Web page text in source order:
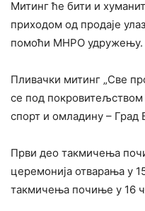
Митинг ће бити и
приходом од продаје
помоћи МНРО удружењу.
Пливачки митинг „Све
се под покровитељством
спорт и омладину – Град
Први део такмичења
церемонија отварања у
такмичења почиње у 16